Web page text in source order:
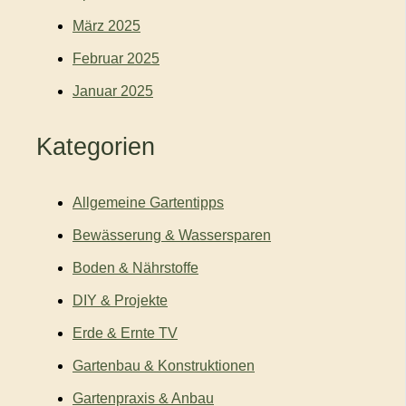
März 2025
Februar 2025
Januar 2025
Kategorien
Allgemeine Gartentipps
Bewässerung & Wassersparen
Boden & Nährstoffe
DIY & Projekte
Erde & Ernte TV
Gartenbau & Konstruktionen
Gartenpraxis & Anbau